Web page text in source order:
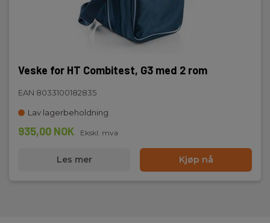
Veske for HT Combitest, G3 med 2 rom
EAN 8033100182835
Lav lagerbeholdning
935,00 NOK Ekskl. mva
Les mer Kjøp nå